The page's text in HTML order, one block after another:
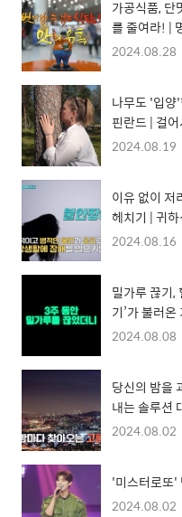
가공식품, 단
를 줄여라! |
2024.08.28
나무도 '입양
핀란드 | 걸
2024.08.19
이유 없이 저
헤치기 | 귀
2024.08.16
밀가루 끊기,
기’가 불러
2024.08.08
당신의 밤을
내는 솔루션
2024.08.02
'미스터로또'
2024.08.02